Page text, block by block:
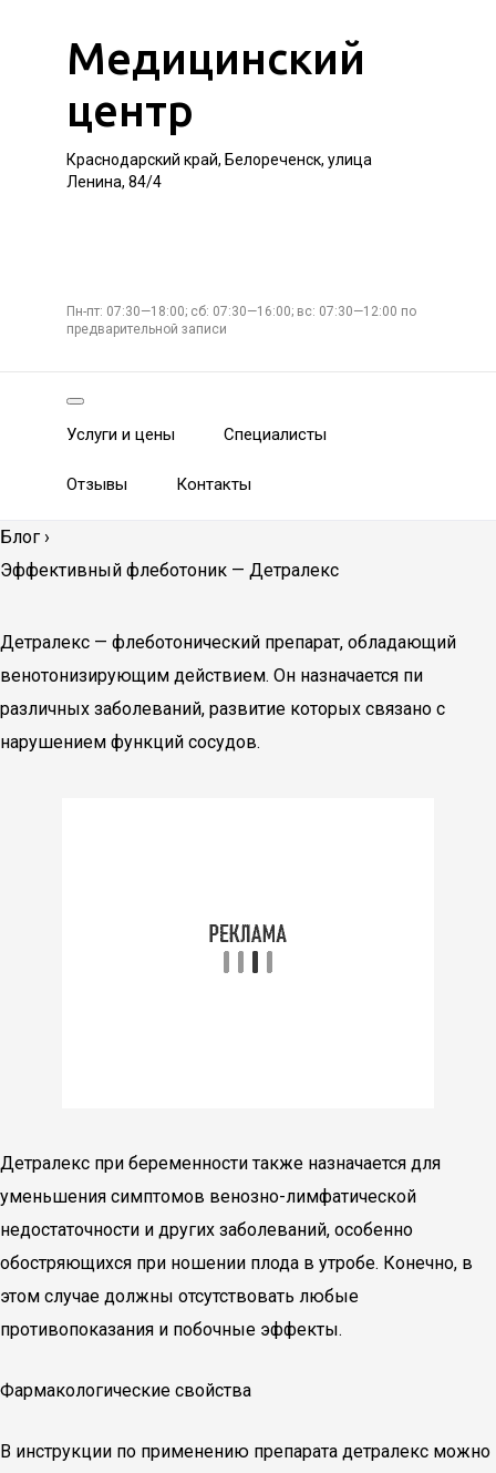
Медицинский
центр
Краснодарский край, Белореченск, улица
Ленина, 84/4
Пн-пт: 07:30—18:00; сб: 07:30—16:00; вс: 07:30—12:00 по
предварительной записи
Услуги и цены Специалисты
Отзывы Контакты
Блог ›
Эффективный флеботоник — Детралекс
Детралекс — флеботонический препарат, обладающий
венотонизирующим действием. Он назначается пи
различных заболеваний, развитие которых связано с
нарушением функций сосудов.
Детралекс при беременности также назначается для
уменьшения симптомов венозно-лимфатической
недостаточности и других заболеваний, особенно
обостряющихся при ношении плода в утробе. Конечно, в
этом случае должны отсутствовать любые
противопоказания и побочные эффекты.
Фармакологические свойства
В инструкции по применению препарата детралекс можно